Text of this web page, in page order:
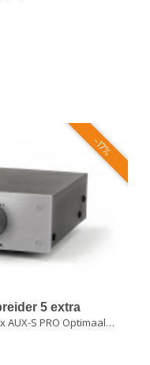
-17%
5 extra
AUX-S PRO Optimaal…